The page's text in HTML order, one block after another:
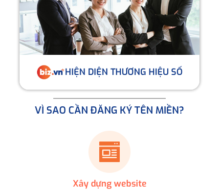
HIỆN DIỆN THƯƠNG HIỆU SỐ
VÌ SAO CẦN ĐĂNG KÝ TÊN MIỀN?
Xây dựng website